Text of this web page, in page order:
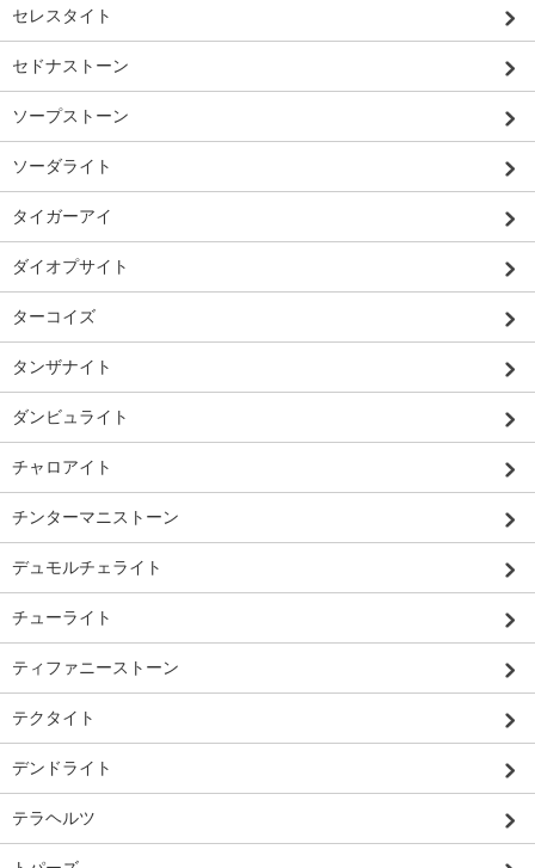
セレスタイト
セドナストーン
ソープストーン
ソーダライト
タイガーアイ
ダイオプサイト
ターコイズ
タンザナイト
ダンビュライト
チャロアイト
チンターマニストーン
デュモルチェライト
チューライト
ティファニーストーン
テクタイト
デンドライト
テラヘルツ